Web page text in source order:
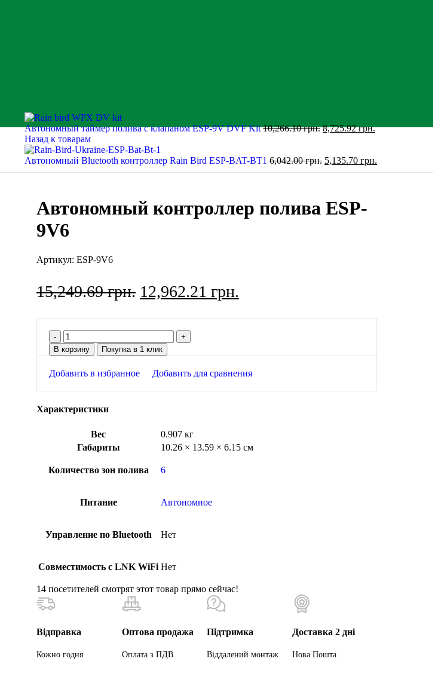
Автономный таймер полива с клапаном ESP-9V DVF Kit10,266.10грн. 8,725.92грн.
Назад к товарам
Автономный Bluetooth контроллер Rain Bird ESP-BAT-BT1 6,042.00грн. 5,135.70 грн.
Автономный контроллер полива ESP-
9V6
Артикул: ESP-9V6
15,249.69грн. 12,962.21 грн.
В корзину Покупка в 1 клик
Добавить в избранное Добавить для сравнения
Характеристики
Вес
0.907 кг
Габариты
10.26 × 13.59 × 6.15 см
Количество зон полива 6
Питание Автономное
Управление по Bluetooth Нет
Совместимость с LNK WiFi Нет
14 посетителей смотрят этот товар прямо сейчас!
Відправка
Кожно годня
Оптова продажа
Оплата з ПДВ
Підтримка
Віддалений монтаж
Доставка 2 дні
Нова Пошта